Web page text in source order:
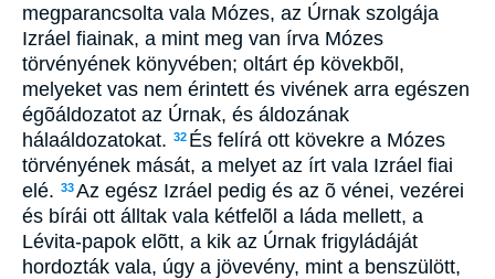
megparancsolta vala Mózes, az Úrnak szolgája
Izráel fiainak, a mint meg van írva Mózes
törvényének könyvében; oltárt ép kövekbõl,
melyeket vas nem érintett és vivének arra egészen
égõáldozatot az Úrnak, és áldozának
hálaáldozatokat. 32 És felírá ott kövekre a Mózes
törvényének mását, a melyet az írt vala Izráel fiai
elé. 33Az egész Izráel pedig és az õ vénei, vezérei
és bírái ott álltak vala kétfelõl a láda mellett, a
Lévita-papok elõtt, a kik az Úrnak frigyládáját
hordozták vala, úgy a jövevény, mint a benszülött,